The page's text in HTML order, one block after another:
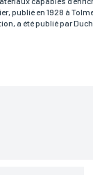
publié en 1928 à
a été publié par